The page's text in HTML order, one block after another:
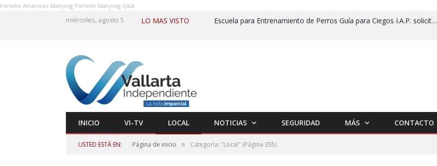
Portelle American Mahjong Portelle Mahjong Q&A
miércoles, agosto 5 LO MAS VISTO Escuela para Entrenamiento de Perros Guía para Ciegos I.A.P. solicita apoyo para no cerrar
INICIO VI-TV LOCAL NOTICIAS SEGURIDAD MÁS CONTACTO
USTED ESTÁ EN: Página de inicio » Categoría: "Local" (Página 355)